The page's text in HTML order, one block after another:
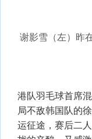
谢影雪（左）昨
港队羽毛球首席
局不敌韩国队的
运征途，赛后二